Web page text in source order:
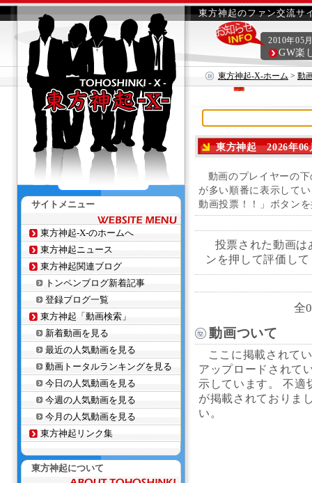
東方神起のファン交流サ
東方神起-X-ホーム > 動
2010年05
GW楽
東方神起 2026年06
動画のプレイヤーの
が多い順番に表示して
動画投票！！」ボタン
投票された動画
ンを押して評価し
全
動画ついて
ここに掲載されて
アップロードされて
示しています。 不適
が掲載されておりま
い。
サイトメニュー
東方神起-X-のホームへ
東方神起ニュース
東方神起関連ブログ
トンペンブログ新着記事
登録ブログ一覧
東方神起「動画検索」
新着動画を見る
最近の人気動画を見る
動画トータルランキングを見る
今日の人気動画を見る
今週の人気動画を見る
今月の人気動画を見る
東方神起リンク集
東方神起について